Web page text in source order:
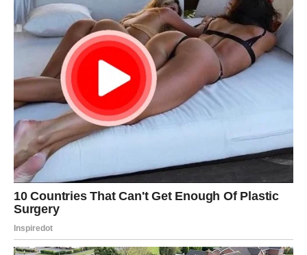
Rak
Rakovi će biti posebno emotivni. Prošlost će se
povremeno vraćati kroz sećanja, ali ovaj put ne da bi vas
rastužila, već da biste shvatili koliko ste napredovali.
Neko iz prošlosti može pokušati da obnovi kontakt. Dobro
razmislite da li ta osoba zaista zaslužuje novu priliku.
U postojećim vezama dolazi više nežnosti i razumevanja.
Partner će vam pokazati da vas voli delima, a ne samo
rečima.